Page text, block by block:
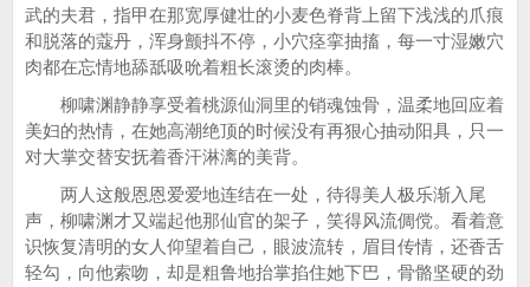
武的夫君，指甲在那宽厚健壮的小麦色脊背上留下浅浅的爪痕
和脱落的蔻丹，浑身颤抖不停，小穴痉挛抽搐，每一寸湿嫩穴
肉都在忘情地舔舐吸吮着粗长滚烫的肉棒。
柳啸渊静静享受着桃源仙洞里的销魂蚀骨，温柔地回应着
美妇的热情，在她高潮绝顶的时候没有再狠心抽动阳具，只一
对大掌交替安抚着香汗淋漓的美背。
两人这般恩恩爱爱地连结在一处，待得美人极乐渐入尾
声，柳啸渊才又端起他那仙官的架子，笑得风流倜傥。看着意
识恢复清明的女人仰望着自己，眼波流转，眉目传情，还香舌
轻勾，向他索吻，却是粗鲁地抬掌掐住她下巴，骨骼坚硬的劲